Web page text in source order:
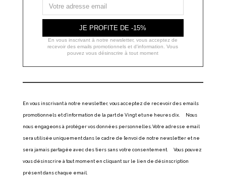
JE PROFITE DE -15%
En vous inscrivant à notre newsletter, vous acceptez de
recevoir des emails promotionnels et d'information. Vous
pouvez vous désinscrire à tout moment
En vous inscrivant à notre newsletter, vous acceptez de recevoir des emails
promotionnels et d’information de la part de Vingt et une heures dix. Nous
nous engageons à protéger vos données personnelles. Votre adresse email
sera utilisée uniquement dans le cadre de l’envoi de notre newsletter et ne
sera jamais partagée avec des tiers sans votre consentement. Vous pouvez
vous désinscrire à tout moment en cliquant sur le lien de désinscription
présent dans chaque email.